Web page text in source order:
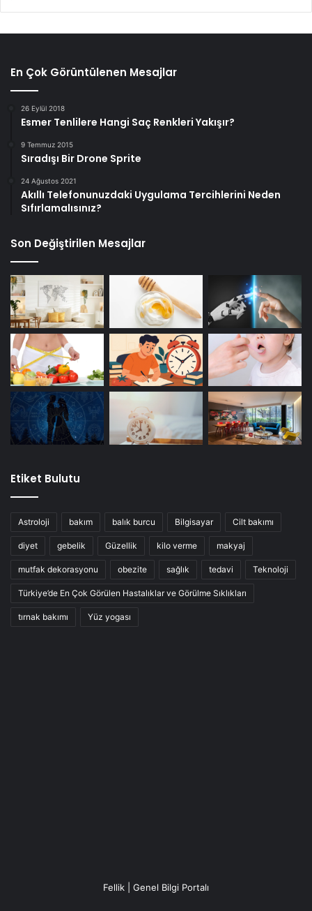
En Çok Görüntülenen Mesajlar
26 Eylül 2018
Esmer Tenlilere Hangi Saç Renkleri Yakışır?
9 Temmuz 2015
Sıradışı Bir Drone Sprite
24 Ağustos 2021
Akıllı Telefonunuzdaki Uygulama Tercihlerini Neden
Sıfırlamalısınız?
Son Değiştirilen Mesajlar
Etiket Bulutu
Astroloji bakım balık burcu Bilgisayar Cilt bakımı
diyet gebelik Güzellik kilo verme makyaj
mutfak dekorasyonu obezite sağlık tedavi Teknoloji
Türkiye’de En Çok Görülen Hastalıklar ve Görülme Sıklıkları
tırnak bakımı Yüz yogası
Fellik | Genel Bilgi Portalı